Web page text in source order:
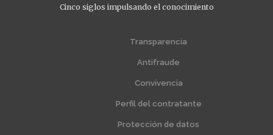
Cinco siglos impulsando el conocimiento
Transparencia
Antifraude
Convivencia
Perfil del contratante
Protección de datos